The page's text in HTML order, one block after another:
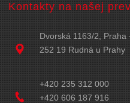
Kontakty na našej
Dvorská 1163/2, Praha
252 19 Rudná u Prahy
+420 235 312 000
+420 606 187 916